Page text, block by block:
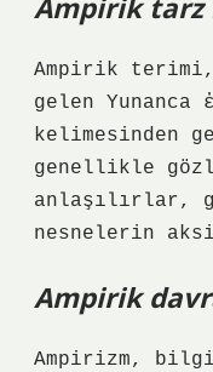
Ampirik tarz
Ampirik terimi,
gelen Yunanca
kelimesinden
genellikle
anlaşılırlar,
nesnelerin
Ampirik
Ampirizm,